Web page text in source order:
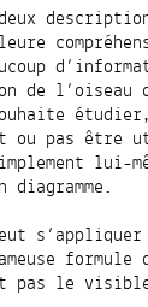
de l’oiseau
ou pas être
lui-
peut
formule
pas le